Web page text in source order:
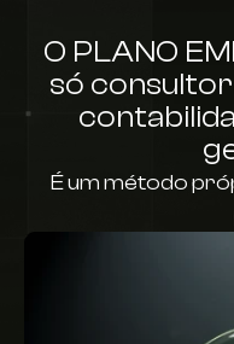
O PLANO
só
É um método